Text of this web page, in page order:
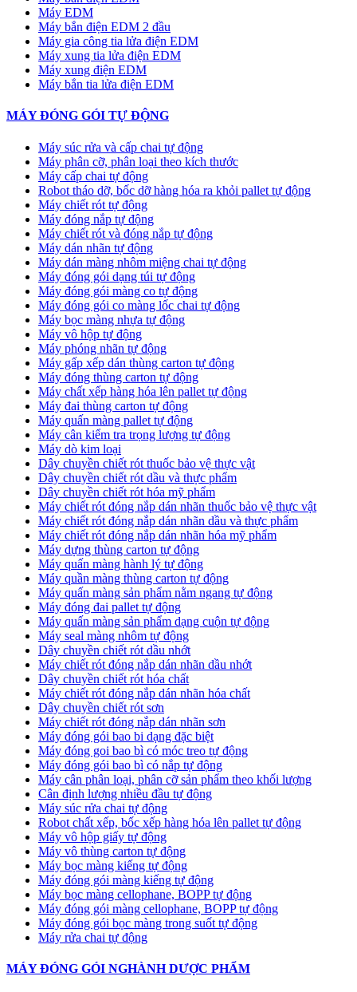
Máy EDM
Máy bắn điện EDM 2 đầu
Máy gia công tia lửa điện EDM
Máy xung tia lửa điện EDM
Máy xung điện EDM
Máy bắn tia lửa điện EDM
MÁY ĐÓNG GÓI TỰ ĐỘNG
Máy súc rửa và cấp chai tự động
Máy phân cỡ, phân loại theo kích thước
Máy cấp chai tự động
Robot tháo dỡ, bốc dỡ hàng hóa ra khỏi pallet tự động
Máy chiết rót tự động
Máy đóng nắp tự động
Máy chiết rót và đóng nắp tự động
Máy dán nhãn tự động
Máy dán màng nhôm miệng chai tự động
Máy đóng gói dạng túi tự động
Máy đóng gói màng co tự động
Máy đóng gói co màng lốc chai tự động
Máy bọc màng nhựa tự động
Máy vô hộp tự động
Máy phóng nhãn tự động
Máy gấp xếp dán thùng carton tự động
Máy đóng thùng carton tự động
Máy chất xếp hàng hóa lên pallet tự động
Máy đai thùng carton tự động
Máy quấn màng pallet tự động
Máy cân kiểm tra trọng lượng tự động
Máy dò kim loại
Dây chuyền chiết rót thuốc bảo vệ thực vật
Dây chuyền chiết rót dầu và thực phẩm
Dây chuyền chiết rót hóa mỹ phẩm
Máy chiết rót đóng nắp dán nhãn thuốc bảo vệ thực vật
Máy chiết rót đóng nắp dán nhãn dầu và thực phẩm
Máy chiết rót đóng nắp dán nhãn hóa mỹ phẩm
Máy dựng thùng carton tự động
Máy quấn màng hành lý tự động
Máy quần màng thùng carton tự động
Máy quấn màng sản phẩm nằm ngang tự động
Máy đóng đai pallet tự động
Máy quấn màng sản phẩm dạng cuộn tự động
Máy seal màng nhôm tự động
Dây chuyền chiết rót dầu nhớt
Máy chiết rót đóng nắp dán nhãn dầu nhớt
Dây chuyền chiết rót hóa chất
Máy chiết rót đóng nắp dán nhãn hóa chất
Dây chuyền chiết rót sơn
Máy chiết rót đóng nắp dán nhãn sơn
Máy đóng gói bao bi dạng đặc biệt
Máy đóng goi bao bì có móc treo tự động
Máy đóng gói bao bì có nắp tự động
Máy cân phân loại, phân cỡ sản phẩm theo khối lượng
Cân định lượng nhiều đầu tự động
Máy súc rửa chai tự động
Robot chất xếp, bốc xếp hàng hóa lên pallet tự động
Máy vô hộp giấy tự động
Máy vô thùng carton tự động
Máy bọc màng kiếng tự động
Máy đóng gói màng kiếng tự động
Máy bọc màng cellophane, BOPP tự động
Máy đóng gói màng cellophane, BOPP tự động
Máy đóng gói bọc màng trong suốt tự động
Máy rửa chai tự động
MÁY ĐÓNG GÓI NGHÀNH DƯỢC PHẨM